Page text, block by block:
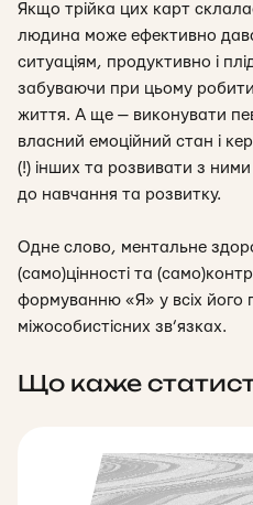
Якщо трійка цих карт
людина може ефективно
ситуаціям, продуктивно і
забуваючи при цьому робити
життя. А ще — виконувати
власний емоційний стан і
(!) інших та розвивати з
до навчання та розвитку.
Одне слово, ментальне
(само)цінності та
формуванню «Я» у всіх його
міжособистісних зв’язках.
Що каже